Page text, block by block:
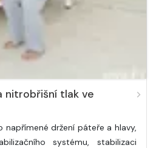
nitrobřišní tlak ve
držení páteře a hlavy,
systému, stabilizaci